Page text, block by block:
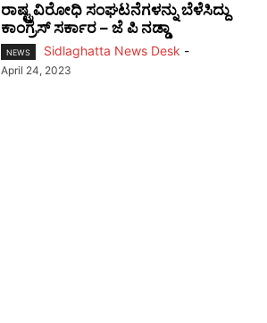
ರಾಷ್ಟ್ರವಿರೋಧಿ ಸಂಘಟನೆಗಳನ್ನು ಬೆಳೆಸಿದ್ದು
ಕಾಂಗ್ರೆಸ್ ಸರ್ಕಾರ – ಜೆ ಪಿ ನಡ್ಡಾ
NEWS Sidlaghatta News Desk -
April 24, 2023